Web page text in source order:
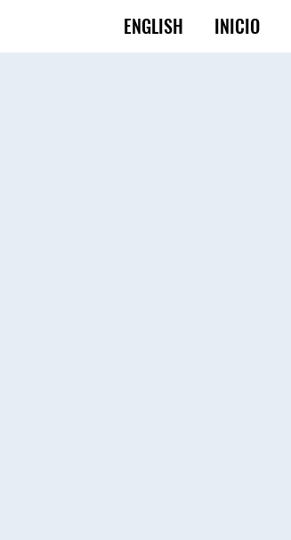
ENGLISH INICIO